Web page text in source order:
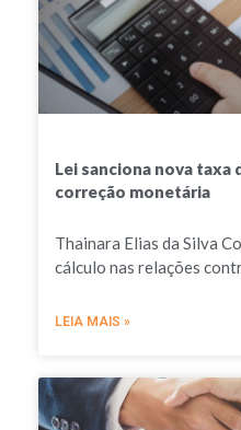
Lei sanciona nova taxa
correção monetária
Thainara Elias da Silva
cálculo nas relações
LEIA MAIS »